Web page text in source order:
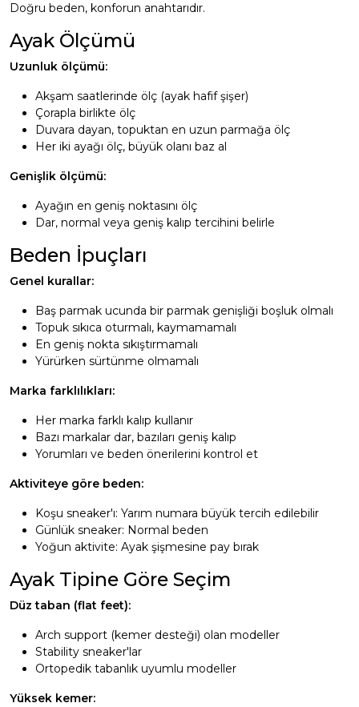
Doğru beden, konforun anahtarıdır.
Ayak Ölçümü
Uzunluk ölçümü:
Akşam saatlerinde ölç (ayak hafif şişer)
Çorapla birlikte ölç
Duvara dayan, topuktan en uzun parmağa ölç
Her iki ayağı ölç, büyük olanı baz al
Genişlik ölçümü:
Ayağın en geniş noktasını ölç
Dar, normal veya geniş kalıp tercihini belirle
Beden İpuçları
Genel kurallar:
Baş parmak ucunda bir parmak genişliği boşluk olmalı
Topuk sıkıca oturmalı, kaymamamalı
En geniş nokta sıkıştırmamalı
Yürürken sürtünme olmamalı
Marka farklılıkları:
Her marka farklı kalıp kullanır
Bazı markalar dar, bazıları geniş kalıp
Yorumları ve beden önerilerini kontrol et
Aktiviteye göre beden:
Koşu sneaker'ı: Yarım numara büyük tercih edilebilir
Günlük sneaker: Normal beden
Yoğun aktivite: Ayak şişmesine pay bırak
Ayak Tipine Göre Seçim
Düz taban (flat feet):
Arch support (kemer desteği) olan modeller
Stability sneaker'lar
Ortopedik tabanlık uyumlu modeller
Yüksek kemer: